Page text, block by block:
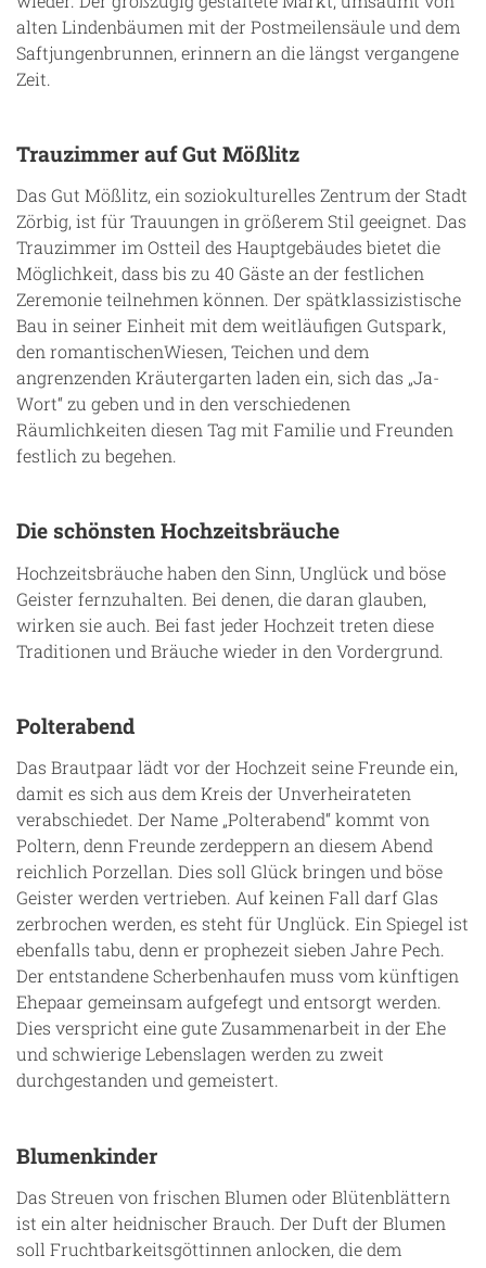
alten Lindenbäumen mit der Postmeilensäule und dem
Saftjungenbrunnen, erinnern an die längst vergangene
Zeit.
Trauzimmer auf Gut Mößlitz
Das Gut Mößlitz, ein soziokulturelles Zentrum der Stadt
Zörbig, ist für Trauungen in größerem Stil geeignet. Das
Trauzimmer im Ostteil des Hauptgebäudes bietet die
Möglichkeit, dass bis zu 40 Gäste an der festlichen
Zeremonie teilnehmen können. Der spätklassizistische
Bau in seiner Einheit mit dem weitläufigen Gutspark,
den romantischenWiesen, Teichen und dem
angrenzenden Kräutergarten laden ein, sich das „Ja-
Wort“ zu geben und in den verschiedenen
Räumlichkeiten diesen Tag mit Familie und Freunden
festlich zu begehen.
Die schönsten Hochzeitsbräuche
Hochzeitsbräuche haben den Sinn, Unglück und böse
Geister fernzuhalten. Bei denen, die daran glauben,
wirken sie auch. Bei fast jeder Hochzeit treten diese
Traditionen und Bräuche wieder in den Vordergrund.
Polterabend
Das Brautpaar lädt vor der Hochzeit seine Freunde ein,
damit es sich aus dem Kreis der Unverheirateten
verabschiedet. Der Name „Polterabend“ kommt von
Poltern, denn Freunde zerdeppern an diesem Abend
reichlich Porzellan. Dies soll Glück bringen und böse
Geister werden vertrieben. Auf keinen Fall darf Glas
zerbrochen werden, es steht für Unglück. Ein Spiegel ist
ebenfalls tabu, denn er prophezeit sieben Jahre Pech.
Der entstandene Scherbenhaufen muss vom künftigen
Ehepaar gemeinsam aufgefegt und entsorgt werden.
Dies verspricht eine gute Zusammenarbeit in der Ehe
und schwierige Lebenslagen werden zu zweit
durchgestanden und gemeistert.
Blumenkinder
Das Streuen von frischen Blumen oder Blütenblättern
ist ein alter heidnischer Brauch. Der Duft der Blumen
soll Fruchtbarkeitsgöttinnen anlocken, die dem